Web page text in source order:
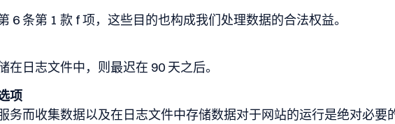
6 条第 1 款 f 项，这些目的也构成我们处理数据的合法权益。
在日志文件中，则最迟在 90 天之后。
项
务而收集数据以及在日志文件中存储数据对于网站的运行是绝对必要